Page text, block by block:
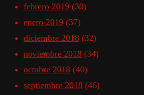
febrero 2019 (30)
enero 2019 (37)
diciembre 2018 (32)
noviembre 2018 (34)
octubre 2018 (40)
septiembre 2018 (46)